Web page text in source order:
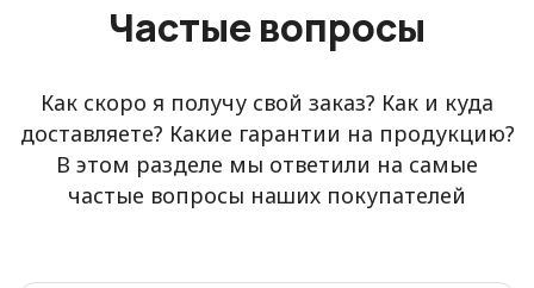
Частые вопросы
Как скоро я получу свой заказ? Как и куда
доставляете? Какие гарантии на продукцию?
В этом разделе мы ответили на самые
частые вопросы наших покупателей